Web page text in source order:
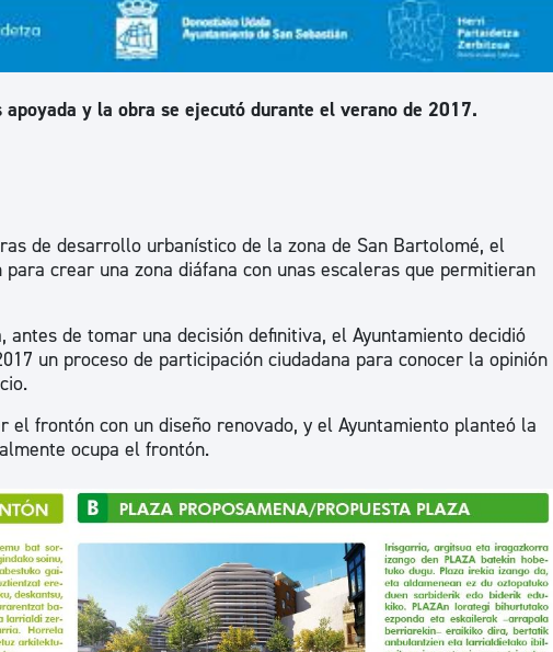
y la obra se ejecutó durante el verano de 2017.
de desarrollo urbanístico de la zona de San Bartolomé, el
crear una zona diáfana con unas escaleras que permitieran
de tomar una decisión definitiva, el Ayuntamiento decidió
un proceso de participación ciudadana para conocer la opinión
el frontón con un diseño renovado, y el Ayuntamiento planteó la
ocupa el frontón.